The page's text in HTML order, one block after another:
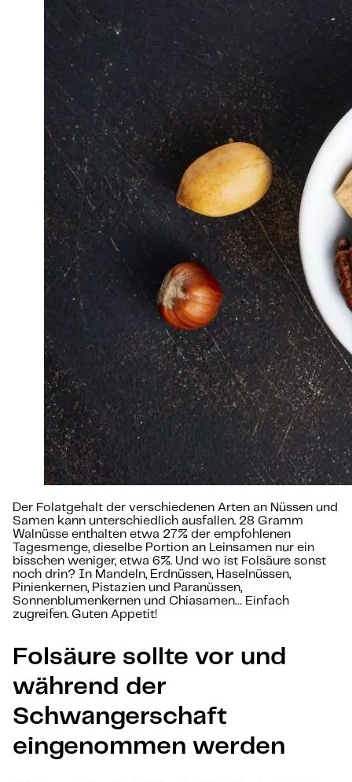
Der Folatgehalt der verschiedenen Arten an Nüssen und
Samen kann unterschiedlich ausfallen. 28 Gramm
Walnüsse enthalten etwa 27% der empfohlenen
Tagesmenge, dieselbe Portion an Leinsamen nur ein
bisschen weniger, etwa 6%. Und wo ist Folsäure sonst
noch drin? In Mandeln, Erdnüssen, Haselnüssen,
Pinienkernen, Pistazien und Paranüssen,
Sonnenblumenkernen und Chiasamen… Einfach
zugreifen. Guten Appetit!
Folsäure sollte vor und
während der
Schwangerschaft
eingenommen werden